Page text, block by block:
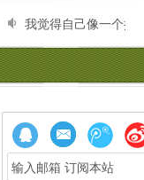
我觉得自己像一个拙劣的